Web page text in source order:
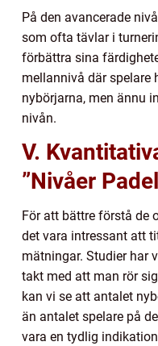
På den avancerade
som ofta tävlar i
förbättra sina
mellannivå där spelare
nybörjarna, men ännu
nivån.
V.
”Nivåer
För att bättre förstå de
det vara intressant att
mätningar. Studier har
takt med att man rör
kan vi se att antalet
än antalet spelare på
vara en tydlig